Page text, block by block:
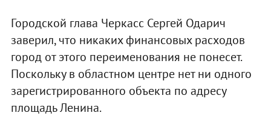
Городской глава Черкасс Сергей Одарич
заверил, что никаких финансовых расходов
город от этого переименования не понесет.
Поскольку в областном центре нет ни одного
зарегистрированного объекта по адресу
площадь Ленина.